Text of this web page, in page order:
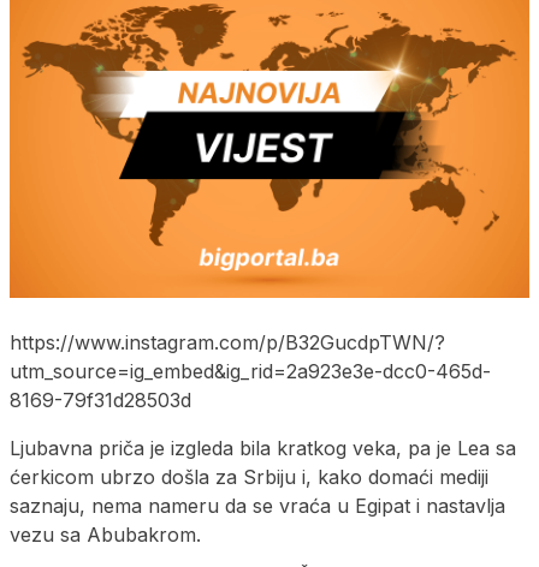
https://www.instagram.com/p/B32GucdpTWN/?
utm_source=ig_embed&ig_rid=2a923e3e-dcc0-465d-
8169-79f31d28503d
Ljubavna priča je izgleda bila kratkog veka, pa je Lea sa
ćerkicom ubrzo došla za Srbiju i, kako domaći mediji
saznaju, nema nameru da se vraća u Egipat i nastavlja
vezu sa Abubakrom.